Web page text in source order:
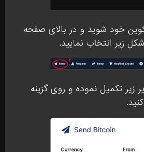
خود شوید و در بالای صفحه
زیر تکمیل نموده و روی گزینه